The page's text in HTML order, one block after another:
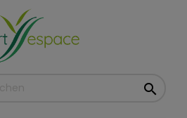
